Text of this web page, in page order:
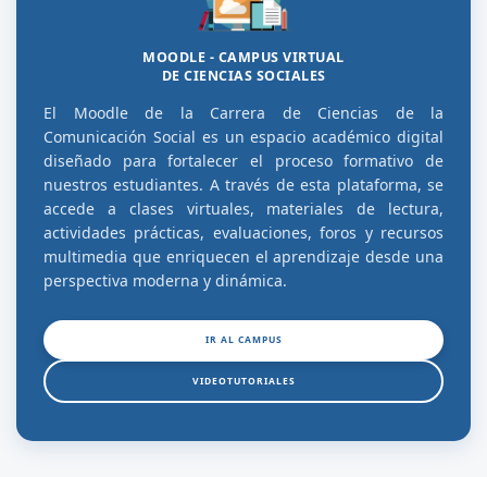
MOODLE - CAMPUS VIRTUAL
DE CIENCIAS SOCIALES
El Moodle de la Carrera de Ciencias de la
Comunicación Social es un espacio académico digital
diseñado para fortalecer el proceso formativo de
nuestros estudiantes. A través de esta plataforma, se
accede a clases virtuales, materiales de lectura,
actividades prácticas, evaluaciones, foros y recursos
multimedia que enriquecen el aprendizaje desde una
perspectiva moderna y dinámica.
IR AL CAMPUS
VIDEOTUTORIALES